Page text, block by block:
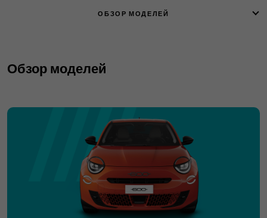
ОБЗОР МОДЕЛЕЙ
Обзор моделей